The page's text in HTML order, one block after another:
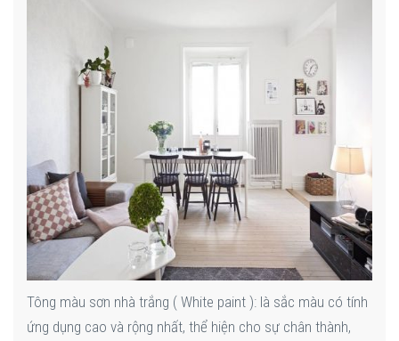
Tông màu sơn nhà trắng ( White paint ): là sắc màu có tính
ứng dụng cao và rộng nhất, thể hiện cho sự chân thành,